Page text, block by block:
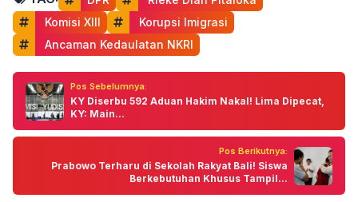
Komisi XIII
Korupsi Imigrasi
Ancaman Kedaulatan NKRI
Pos Sebelumnya:
KY Diserbu 592 Aduan Hakim Nakal! Lima Dipecat,
KY: Main...
Pos Berikutnya:
Prabowo Terharu di Sekolah Rakyat Bali! Siswa
Berkebutuhan Khusus Tampil...